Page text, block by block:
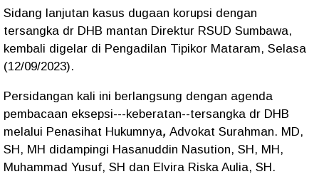
Sidang lanjutan kasus dugaan korupsi dengan
tersangka dr DHB mantan Direktur RSUD Sumbawa,
kembali digelar di Pengadilan Tipikor Mataram, Selasa
(12/09/2023).
Persidangan kali ini berlangsung dengan agenda
pembacaan eksepsi---keberatan--tersangka dr DHB
melalui Penasihat Hukumnya, Advokat Surahman. MD,
SH, MH didampingi Hasanuddin Nasution, SH, MH,
Muhammad Yusuf, SH dan Elvira Riska Aulia, SH.